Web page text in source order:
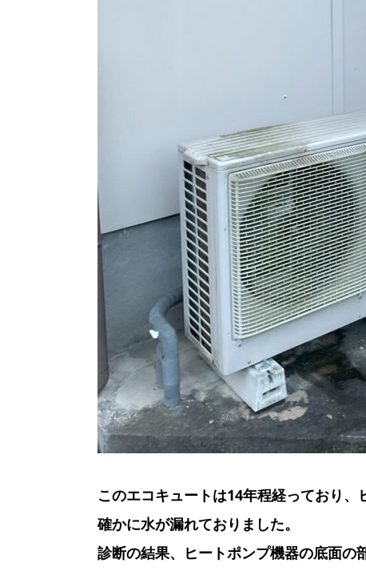
このエコキュートは14年程経っており
確かに水が漏れておりました。
診断の結果、ヒートポンプ機器の底面の